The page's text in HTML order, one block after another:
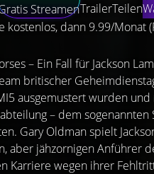
StreamenTrailerTeilen
kostenlos, dann 9.99/Monat
– Ein Fall für Jackson
britischer
ausgemustert wurden
– dem sogenannten
Gary Oldman spielt
aber jähzornigen Anführer
Karriere wegen ihrer